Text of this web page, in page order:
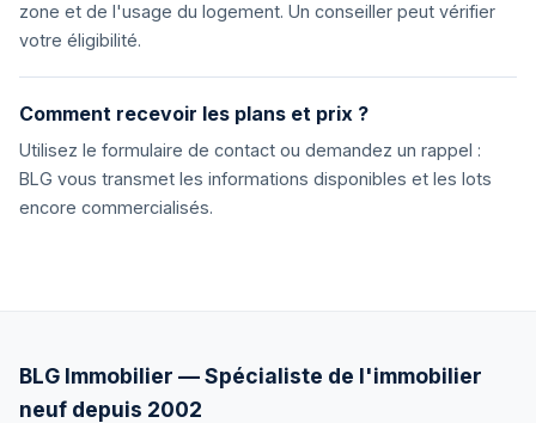
zone et de l'usage du logement. Un conseiller peut vérifier
votre éligibilité.
Comment recevoir les plans et prix ?
Utilisez le formulaire de contact ou demandez un rappel :
BLG vous transmet les informations disponibles et les lots
encore commercialisés.
BLG Immobilier — Spécialiste de l'immobilier
neuf depuis 2002